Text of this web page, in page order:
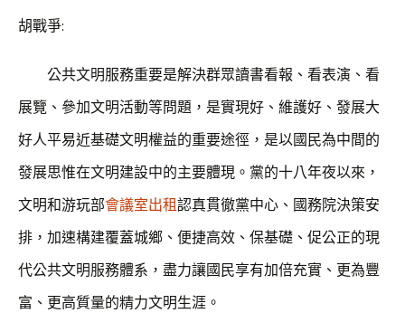
胡戰爭:
公共文明服務重要是解決群眾讀書看報、看表演、看
展覽、參加文明活動等問題，是實現好、維護好、發展大
好人平易近基礎文明權益的重要途徑，是以國民為中間的
發展思惟在文明建設中的主要體現。黨的十八年夜以來，
文明和游玩部會議室出租認真貫徹黨中心、國務院決策安
排，加速構建覆蓋城鄉、便捷高效、保基礎、促公正的現
代公共文明服務體系，盡力讓國民享有加倍充實、更為豐
富、更高質量的精力文明生涯。